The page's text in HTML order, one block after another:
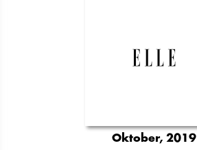
Oktober, 2019